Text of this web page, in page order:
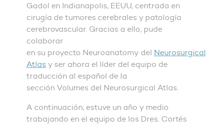
Gadol en Indianapolis, EEUU, centrada en
cirugía de tumores cerebrales y patología
cerebrovascular. Gracias a ello, pude
colaborar
en su proyecto Neuroanatomy del Neurosurgical
Atlas y ser ahora el líder del equipo de
traducción al español de la
sección Volumes del Neurosurgical Atlas.
A continuación, estuve un año y medio
trabajando en el equipo de los Dres. Cortés